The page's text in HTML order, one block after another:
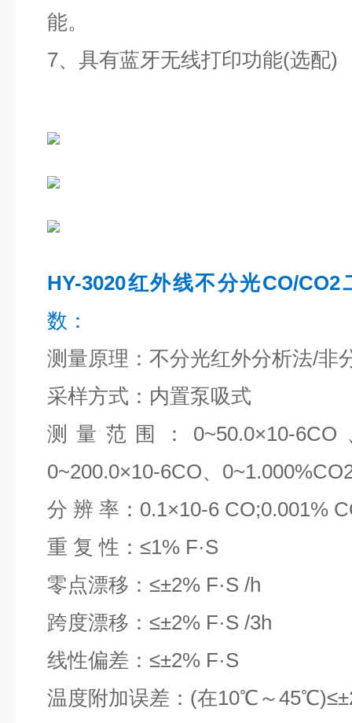
能。
7、具有蓝牙无线打印功能(选配)
HY-3020红外线不分光CO/
数：
测量原理：不分光红外分析法/非
采样方式：内置泵吸式
测量范围：0~50.0×10-6CO
0~200.0×10-6CO、
分 辨 率：0.1×10-6 CO;0.001%
重 复 性：≤1% F·S
零点漂移：≤±2% F·S /h
跨度漂移：≤±2% F·S /3h
线性偏差：≤±2% F·S
温度附加误差：(在10℃～